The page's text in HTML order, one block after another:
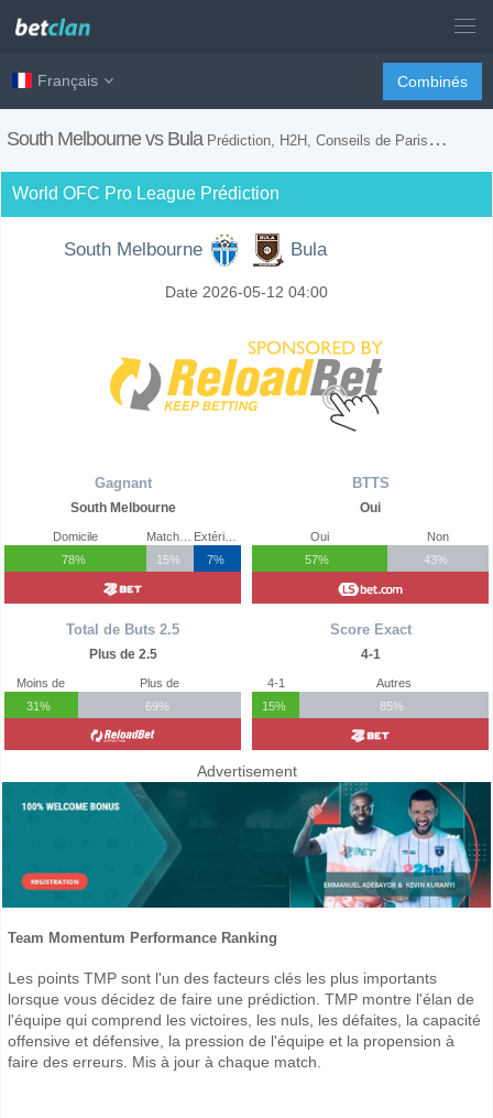
Français Combinés
South Melbourne vs Bula Prédiction, H2H, Conseils de Paris et Prévision du Match
World OFC Pro League Prédiction
South Melbourne Bula
Date 2026-05-12 04:00
Gagnant
South Melbourne
Domicile
78%
15%
7%
Total de Buts 2.5
Plus de 2.5
Moins de
31%
Plus de
69%
BTTS
Oui
Oui
57%
Non
43%
Score Exact
4-1
4-1
15%
Autres
85%
Advertisement
Team Momentum Performance Ranking
Les points TMP sont l'un des facteurs clés les plus importants
lorsque vous décidez de faire une prédiction. TMP montre l'élan de
l'équipe qui comprend les victoires, les nuls, les défaites, la capacité
offensive et défensive, la pression de l'équipe et la propension à
faire des erreurs. Mis à jour à chaque match.